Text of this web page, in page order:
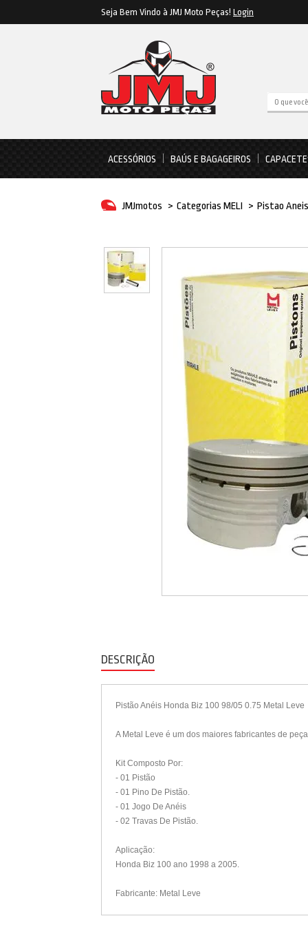
Seja Bem Vindo à JMJ Moto Peças! Login
ACESSÓRIOS BAÚS E BAGAGEIROS
JMJmotos > Categorias MELI > Pistao Aneis
DESCRIÇÃO
Pistão Anéis Honda Biz 100 98/05 0.75 Metal Leve
A Metal Leve é um dos maiores fabricantes de
Kit Composto Por:
- 01 Pistão
- 01 Pino De Pistão.
- 01 Jogo De Anéis
- 02 Travas De Pistão.
Aplicação:
Honda Biz 100 ano 1998 a 2005.
Fabricante: Metal Leve